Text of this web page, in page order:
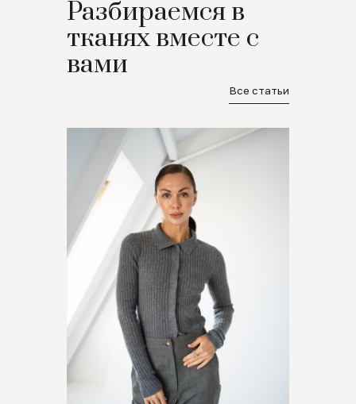
Разбираемся в
тканях вместе с
вами
Все статьи